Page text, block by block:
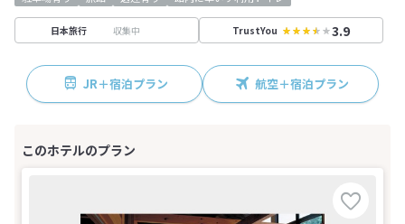
日本旅行 収集中 TrustYou 3.9
JR＋宿泊プラン 航空＋宿泊プラン